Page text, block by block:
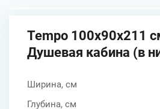
Tempo 100х90х211
Душевая кабина (в
Ширина, см
Глубина, см